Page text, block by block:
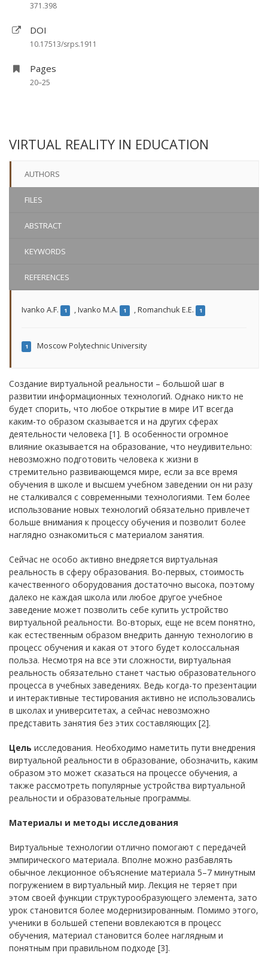
371.398
DOI
10.17513/srps.1911
Pages
20–25
VIRTUAL REALITY IN EDUCATION
AUTHORS
FILES
ABSTRACT
KEYWORDS
REFERENCES
Ivanko A.F. 1 ,Ivanko M.A. 1 ,Romanchuk E.E. 1
1 Moscow Polytechnic University
Создание виртуальной реальности – большой шаг в
развитии информационных технологий. Однако никто не
будет спорить, что любое открытие в мире ИТ всегда
каким-то образом сказывается и на других сферах
деятельности человека [1]. В особенности огромное
влияние оказывается на образование, что неудивительно:
невозможно подготовить человека к жизни в
стремительно развивающемся мире, если за все время
обучения в школе и высшем учебном заведении он ни разу
не сталкивался с современными технологиями. Тем более
использование новых технологий обязательно привлечет
больше внимания к процессу обучения и позволит более
наглядно ознакомиться с материалом занятия.
Сейчас не особо активно внедряется виртуальная
реальность в сферу образования. Во-первых, стоимость
качественного оборудования достаточно высока, поэтому
далеко не каждая школа или любое другое учебное
заведение может позволить себе купить устройство
виртуальной реальности. Во-вторых, еще не всем понятно,
как естественным образом внедрить данную технологию в
процесс обучения и какая от этого будет колоссальная
польза. Несмотря на все эти сложности, виртуальная
реальность обязательно станет частью образовательного
процесса в учебных заведениях. Ведь когда-то презентации
и интерактивные тестирования активно не использовались
в школах и университетах, а сейчас невозможно
представить занятия без этих составляющих [2].
Цель исследования. Необходимо наметить пути внедрения
виртуальной реальности в образование, обозначить, каким
образом это может сказаться на процессе обучения, а
также рассмотреть популярные устройства виртуальной
реальности и образовательные программы.
Материалы и методы исследования
Виртуальные технологии отлично помогают с передачей
эмпирического материала. Вполне можно разбавлять
обычное лекционное объяснение материала 5–7 минутным
погружением в виртуальный мир. Лекция не теряет при
этом своей функции структурообразующего элемента, зато
урок становится более модернизированным. Помимо этого,
ученики в большей степени вовлекаются в процесс
обучения, материал становится более наглядным и
понятным при правильном подходе [3].